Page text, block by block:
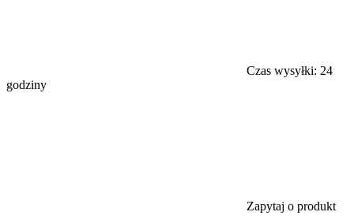
Czas wysyłki: 24
godziny
Zapytaj o produkt